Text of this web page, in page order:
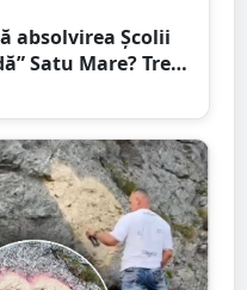
absolvirea Școlii
Satu Mare? Trei
oportunități